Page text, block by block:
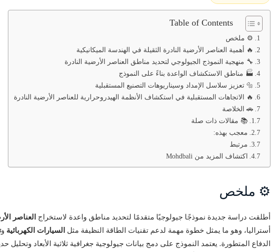
Table of Contents
⚙️ ملخص
🔥 أهمية العناصر الأرضية النادرة الثقيلة في الهندسة الميكانيكية
🔧 منهجية النموذج الجيولوجي لتحديد مناطق العناصر الأرضية النادرة
🏭 مناطق الاستكشاف الواعدة بناءً على النموذج
🔩 تعزيز سلاسل الإمداد وسيناريوهات التصنيع المستقبلية
🔥 الاتجاهات المستقبلية في استكشاف الأنظمة الهيدروحرارية للعناصر الأرضية النادرة
🚗 الخلاصة
📚 مقالات ذات صلة
معجب بهذه:
مرتبط
اكتشاف المزيد من Mohdbali
⚙️ ملخص
أطلقت دراسة جديدة نموذجًا جيولوجيًا متقدمًا لتحديد مناطق واعدة لاستخراج العناصر
أستراليا، وهو ما يمثل خطوة مهمة لدعم تقنيات الطاقة النظيفة مثل
السيارات الكهربائية و
الدفاع المتطورة. يعتمد النموذج على دمج بيانات جيولوجية جغرافية ثلاثية الأبعاد وتحليل